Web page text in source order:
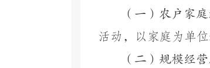
（一） 农户家庭
活动，以家庭为单
（二）规模经营